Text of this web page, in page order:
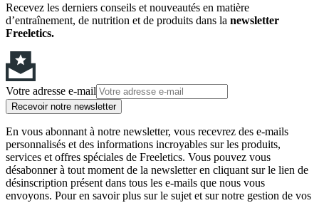
Recevez les derniers conseils et nouveautés en matière
d’entraînement, de nutrition et de produits dans la newsletter
Freeletics.
Votre adresse e-mail
Recevoir notre newsletter
En vous abonnant à notre newsletter, vous recevrez des e-mails
personnalisés et des informations incroyables sur les produits,
services et offres spéciales de Freeletics. Vous pouvez vous
désabonner à tout moment de la newsletter en cliquant sur le lien de
désinscription présent dans tous les e-mails que nous vous
envoyons. Pour en savoir plus sur le sujet et sur notre gestion de vos